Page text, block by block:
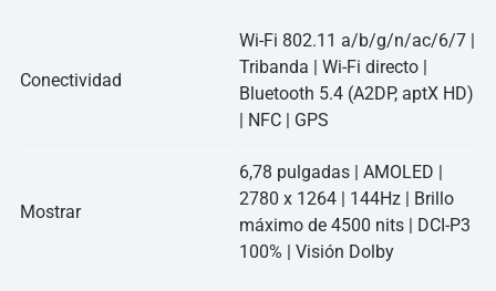
Conectividad
Wi-Fi 802.11 a/b/g/n/ac/6/7 |
Tribanda | Wi-Fi directo |
Bluetooth 5.4 (A2DP, aptX HD)
| NFC | GPS
Mostrar
6,78 pulgadas | AMOLED |
2780 x 1264 | 144Hz | Brillo
máximo de 4500 nits | DCI-P3
100% | Visión Dolby